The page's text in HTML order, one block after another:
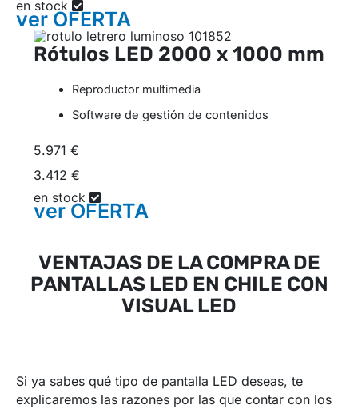
en stock
verOFERTA
Rótulos LED 2000 x 1000 mm
Reproductor multimedia
Software de gestión de contenidos
5.971 €
3.412 €
en stock
verOFERTA
VENTAJAS DE LA COMPRA DE
PANTALLAS LED EN CHILE CON
VISUAL LED
Si ya sabes qué tipo de pantalla LED deseas, te
explicaremos las razones por las que contar con los